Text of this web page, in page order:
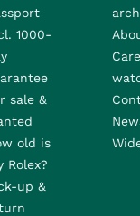
1000-
sale &
old is
Rolex?
up &